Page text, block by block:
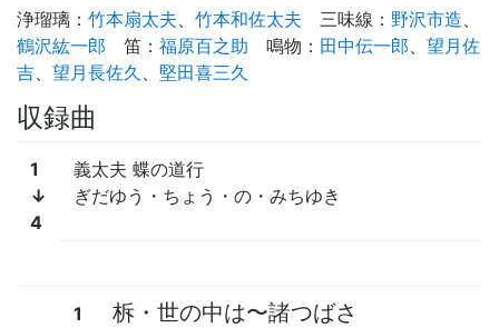
浄瑠璃 ： 竹本扇太夫、 竹本和佐太夫 三味線 ： 野沢市造、
鶴沢紘一郎
笛 ： 福原百之助 鳴物 ： 田中伝一郎、 望月佐
吉、 望月長佐久 、 堅田喜三久
収録曲
1
↓
4
義太夫 蝶の道行
ぎだゆう・ちょう・の・みちゆき
1 柝・世の中は〜諸つばさ